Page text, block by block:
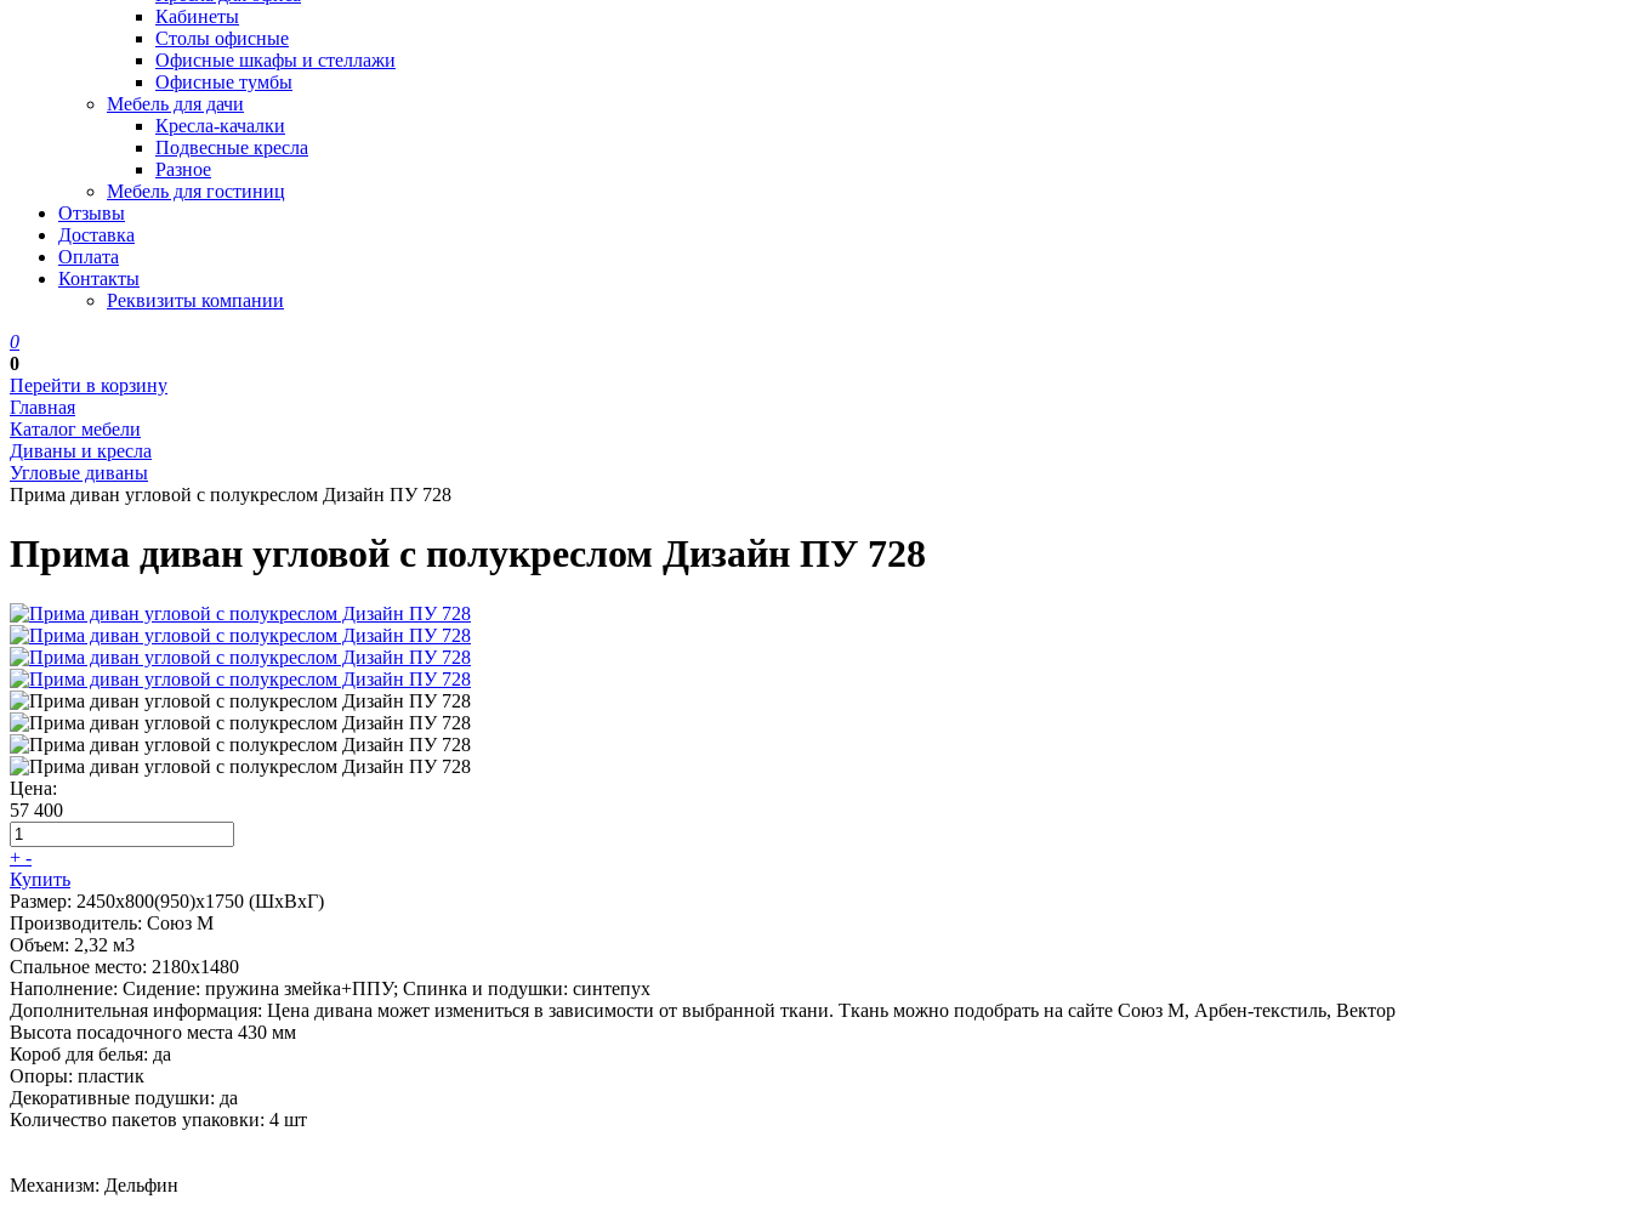
Кабинеты
Столы офисные
Офисные шкафы и стеллажи
Офисные тумбы
Мебель для дачи
Кресла-качалки
Подвесные кресла
Разное
Мебель для гостиниц
Отзывы
Доставка
Оплата
Контакты
Реквизиты компании
0
0
Перейти в корзину
Главная
Каталог мебели
Диваны и кресла
Угловые диваны
Прима диван угловой с полукреслом Дизайн ПУ 728
Прима диван угловой с полукреслом Дизайн ПУ 728
Цена:
57 400
+ -
Купить
Размер: 2450х800(950)х1750 (ШхВхГ)
Производитель: Союз М
Объем: 2,32 м3
Спальное место: 2180х1480
Наполнение: Сидение: пружина змейка+ППУ; Спинка и подушки: синтепух
Дополнительная информация: Цена дивана может измениться в зависимости от выбранной ткани. Ткань можно подобрать на сайте Союз М, Арбен-текстиль, Вектор
Высота посадочного места 430 мм
Короб для белья: да
Опоры: пластик
Декоративные подушки: да
Количество пакетов упаковки: 4 шт
Механизм: Дельфин